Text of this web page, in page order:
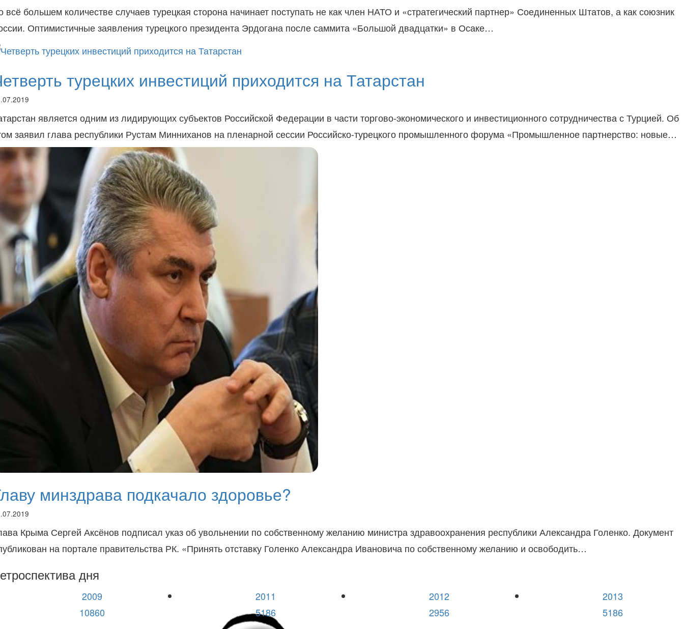
всё большем количестве случаев турецкая сторона начинает поступать не как член НАТО и «стратегический партнер» Соединенных Штатов, а как союзник
Оптимистичные заявления турецкого президента Эрдогана после саммита «Большой двадцатки» в Осаке…
турецких инвестиций приходится на Татарстан
является одним из лидирующих субъектов Российской Федерации в части торгово-экономического и инвестиционного сотрудничества с Турцией. Об
заявил глава республики Рустам Минниханов на пленарной сессии Российско-турецкого промышленного форума «Промышленное партнерство: новые…
минздрава подкачало здоровье?
Крыма Сергей Аксёнов подписал указ об увольнении по собственному желанию министра здравоохранения республики Александра Голенко. Документ
на портале правительства РК. «Принять отставку Голенко Александра Ивановича по собственному желанию и освободить…
дня
2009
10860
2011
5186
2012
2956
2013
5186